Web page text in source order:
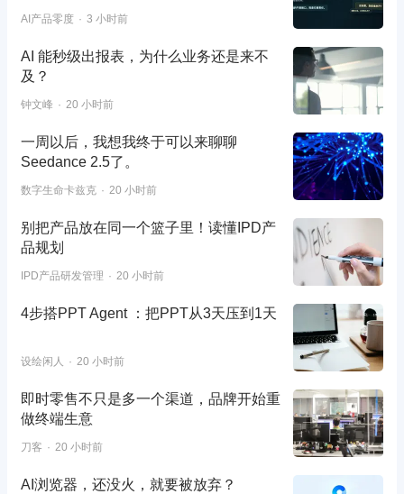
AI产品零度 3 小时前
AI 能秒级出报表，为什么业务还是来不
及？
钟文峰 20 小时前
一周以后，我想我终于可以来聊聊
Seedance 2.5了。
数字生命卡兹克 20 小时前
别把产品放在同一个篮子里！读懂IPD产
品规划
IPD产品研发管理 20 小时前
4步搭PPT Agent ：把PPT从3天压到1天
设绘闲人 20 小时前
即时零售不只是多一个渠道，品牌开始重
做终端生意
刀客 20 小时前
AI浏览器，还没火，就要被放弃？